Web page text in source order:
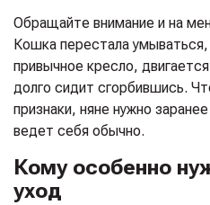
Обращайте внимание и на
Кошка перестала
привычное кресло,
долго сидит сгорбившись.
признаки, няне нужно
ведет себя обычно.
Кому особенно
уход